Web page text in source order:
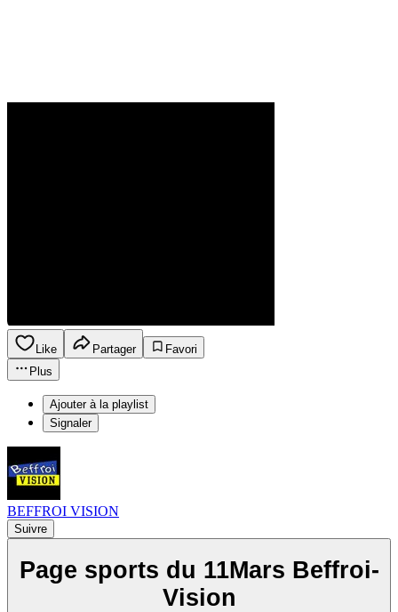
Like Partager
Favori
Plus
Ajouter à la playlist
Signaler
BEFFROI VISION
Suivre
Page sports du 11Mars Beffroi-
Vision